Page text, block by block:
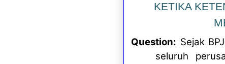
KETIKA
Question: Sejak
seluruh